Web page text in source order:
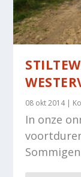
08 okt 2014|
In onze